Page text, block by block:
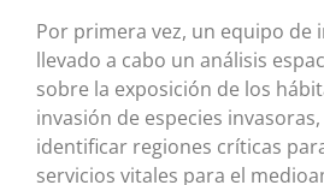
Por primera vez, un equipo de
llevado a cabo un análisis
sobre la exposición de los
invasión de especies
identificar regiones críticas
servicios vitales para el